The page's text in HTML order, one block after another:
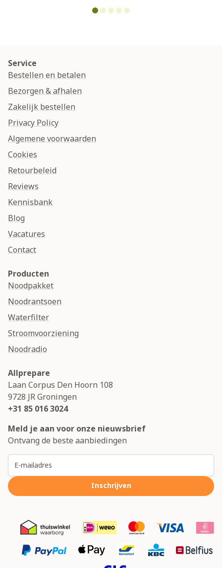
Service
Bestellen en betalen
Bezorgen & afhalen
Zakelijk bestellen
Privacy Policy
Algemene voorwaarden
Cookies
Retourbeleid
Reviews
Kennisbank
Blog
Vacatures
Contact
Producten
Noodpakket
Noodrantsoen
Waterfilter
Stroomvoorziening
Noodradio
Allprepare
Laan Corpus Den Hoorn 108
9728 JRGroningen
+31 85 016 3024
Meld je aan voor onze nieuwsbrief
Ontvang de beste aanbiedingen
Inschrijven